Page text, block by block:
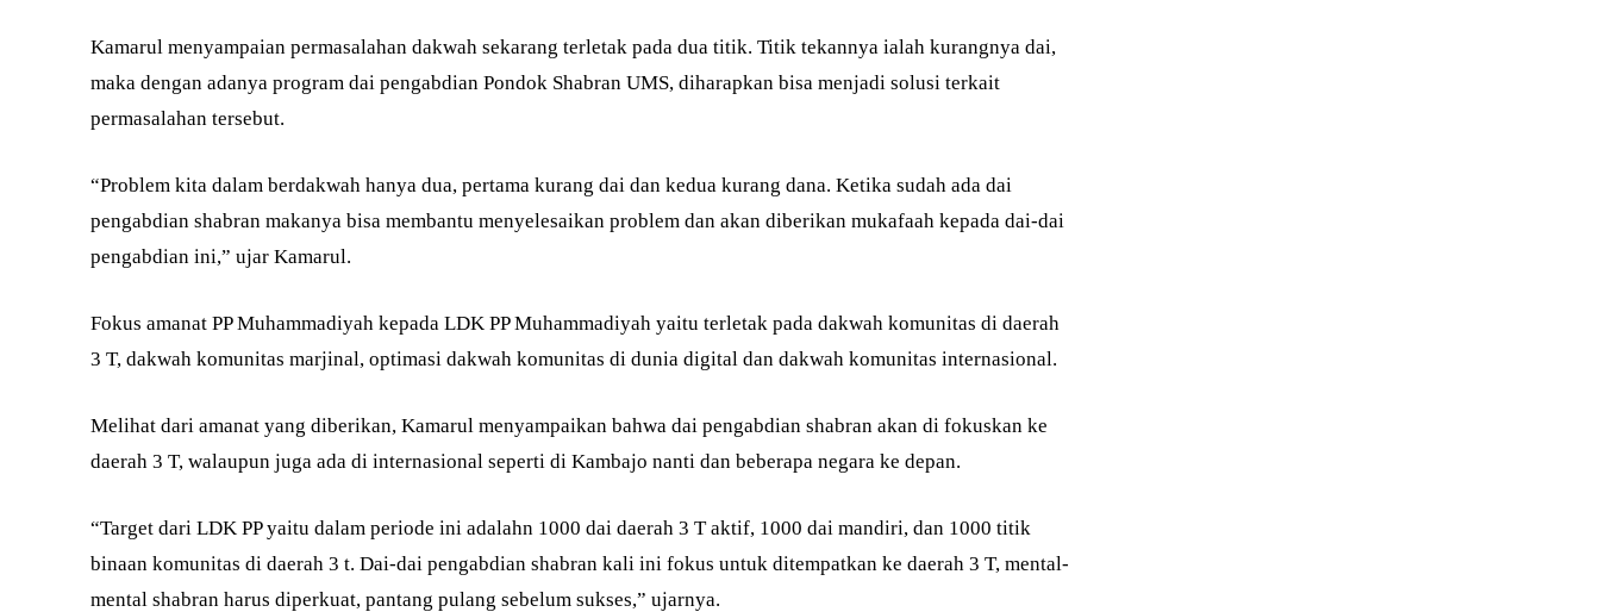
Kamarul menyampaian permasalahan dakwah sekarang terletak pada dua titik. Titik tekannya ialah kurangnya dai,
maka dengan adanya program dai pengabdian Pondok Shabran UMS, diharapkan bisa menjadi solusi terkait
permasalahan tersebut.
“Problem kita dalam berdakwah hanya dua, pertama kurang dai dan kedua kurang dana. Ketika sudah ada dai
pengabdian shabran makanya bisa membantu menyelesaikan problem dan akan diberikan mukafaah kepada dai-dai
pengabdian ini,” ujar Kamarul.
Fokus amanat PP Muhammadiyah kepada LDK PP Muhammadiyah yaitu terletak pada dakwah komunitas di daerah
3 T, dakwah komunitas marjinal, optimasi dakwah komunitas di dunia digital dan dakwah komunitas internasional.
Melihat dari amanat yang diberikan, Kamarul menyampaikan bahwa dai pengabdian shabran akan di fokuskan ke
daerah 3 T, walaupun juga ada di internasional seperti di Kambajo nanti dan beberapa negara ke depan.
“Target dari LDK PP yaitu dalam periode ini adalahn 1000 dai daerah 3 T aktif, 1000 dai mandiri, dan 1000 titik
binaan komunitas di daerah 3 t. Dai-dai pengabdian shabran kali ini fokus untuk ditempatkan ke daerah 3 T, mental-
mental shabran harus diperkuat, pantang pulang sebelum sukses,” ujarnya.